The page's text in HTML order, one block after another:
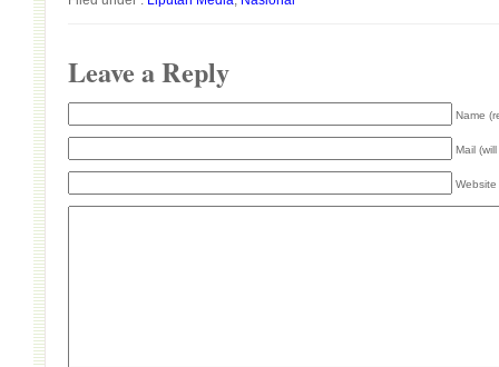
Leave a Reply
Name
Mail
Website